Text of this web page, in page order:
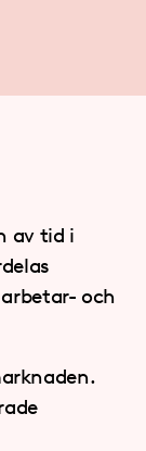
av tid i
och